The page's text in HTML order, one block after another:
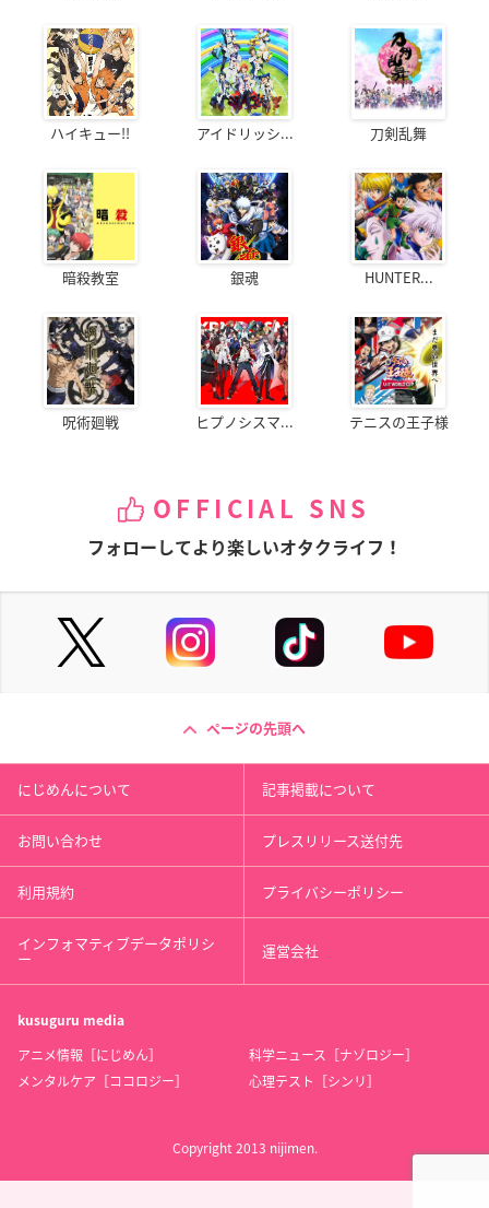
ハイキュー!! アイドリッシ... 刀剣乱舞
暗殺教室 銀魂 HUNTER...
呪術廻戦 ヒプノシスマ... テニスの王子様
OFFICIAL SNS
フォローしてより楽しいオタクライフ！
ページの先頭へ
にじめんについて 記事掲載について
お問い合わせ プレスリリース送付先
利用規約 プライバシーポリシー
インフォマティブデータポリシ
ー 運営会社
kusuguru media
アニメ情報［にじめん］
科学ニュース［ナゾロジー］
メンタルケア［ココロジー］
心理テスト［シンリ］
Copyright 2013 nijimen.